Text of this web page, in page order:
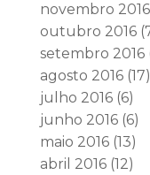
novembro 2016
outubro 2016
setembro 2016
agosto 2016(17)
julho 2016(6)
junho 2016(6)
maio 2016(13)
abril 2016(12)